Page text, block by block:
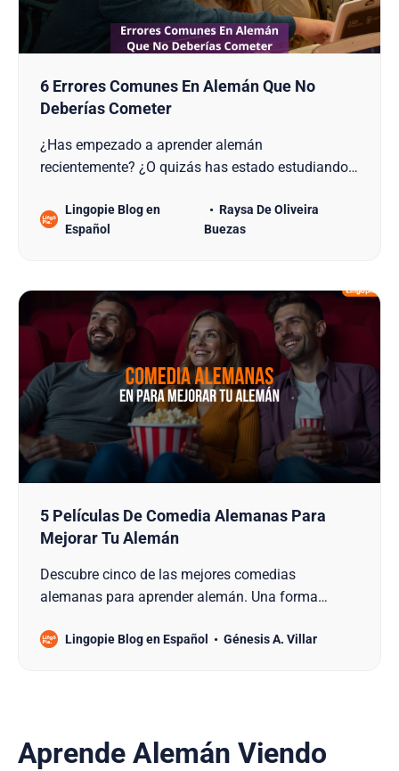
6 Errores Comunes En Alemán Que No
Deberías Cometer
¿Has empezado a aprender alemán
recientemente? ¿O quizás has estado estudiando
probablemente ya te has dado cuenta de que
dominar el alemán conlleva múltiples desafíos,
obstaculizar su progreso. Tabla De
Lingopie Blog en
Español
Raysa De Oliveira
Buezas
5 Películas De Comedia Alemanas Para
Mejorar Tu Alemán
Descubre cinco de las mejores comedias
alemanas para aprender alemán. Una forma
comprensión.
Lingopie Blog en Español Génesis A. Villar
Aprende Alemán Viendo